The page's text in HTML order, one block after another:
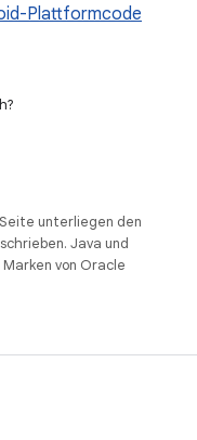
Plattformcode
unterliegen den
Java und
von Oracle